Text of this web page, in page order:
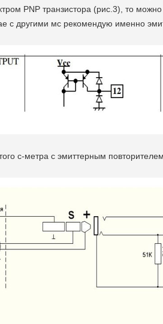
РNP транзистора (рис.3), то
с другими мс рекомендую именно
с-метра с эмиттерным